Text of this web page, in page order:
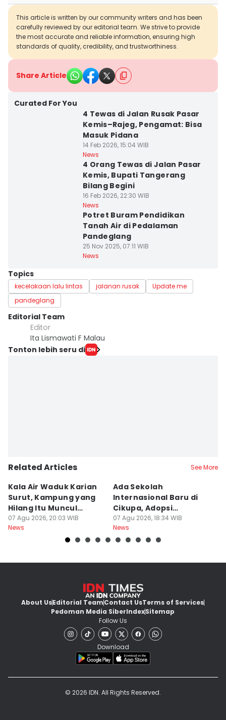
This article is written by our community writers and has been
carefully reviewed by our editorial team. We strive to provide
the most accurate and reliable information, ensuring high
standards of quality, credibility, and trustworthiness.
Share Article
Curated For You
4 Tewas di Jalan Rusak Pasar
Kemis–Rajeg, Pengamat: Bisa
Masuk Pidana
14 Feb 2026, 15:04 WIB
News
4 Orang Tewas di Jalan Pasar
Kemis, Bupati Tangerang
Bilang Begini
16 Feb 2026, 22:30 WIB
News
Potret Buram Pendidikan
Tanah Air di Pedalaman
Pandeglang
25 Nov 2025, 07:11 WIB
News
Topics
kecelakaan lalu lintas jalanan rusak
Update me
pandeglang
Editorial Team
Editor
Ita Lismawati F Malau
Tonton lebih seru di
Related Articles See More
Kala Air Waduk Karian
Surut, Kampung yang
Hilang Itu Muncul
Kembali
07 Agu 2026, 20:03 WIB
News
Ada Sekolah
Internasional Baru di
Cikupa, Adopsi
Kurikulum Singapura
07 Agu 2026, 18:34 WIB
News
About UsEditorial TeamContact UsTerms of Services
Pedoman Media SiberIndexSitemap
Follow Us
Download
© 2026 IDN. All Rights Reserved.